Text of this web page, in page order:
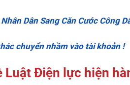
Dân Sang Căn Cước Công
chuyển nhầm vào tài khoản !
Luật Điện lực hiện